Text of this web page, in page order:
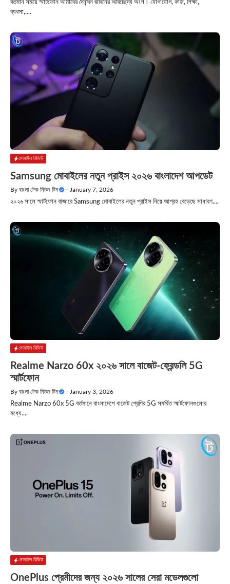
বর্তমান সময়ে স্মার্টফোন আমাদের দৈনন্দিন জীবনের অবিচ্ছেদ্য অংশ। যোগাযোগ, কাজ, শিক্ষা,
ব্যবসা,....
মোবাইল রিভিউ
Samsung মোবাইলের নতুন প্রাইস ২০২৬ বাংলাদেশ আপডেট
By বাংলা টেক নিউজ টিম — January 7, 2026
২০২৬ সালে স্মার্টফোন বাজারে Samsung মোবাইলের নতুন প্রাইস নিয়ে আগ্রহ বেড়েছে সাধারণ....
মোবাইল রিভিউ
Realme Narzo 60x ২০২৬ সালে বাজেট-ফ্রেন্ডলি 5G
স্মার্টফোন
By বাংলা টেক নিউজ টিম — January 3, 2026
Realme Narzo 60x 5G বর্তমানে বাংলাদেশে বাজেট শ্রেণির 5G সমর্থিত স্মার্টফোনগুলোর
মধ্যে....
মোবাইল রিভিউ
OnePlus প্রেমীদের জন্য ২০২৬ সালের সেরা মডেলগুলো